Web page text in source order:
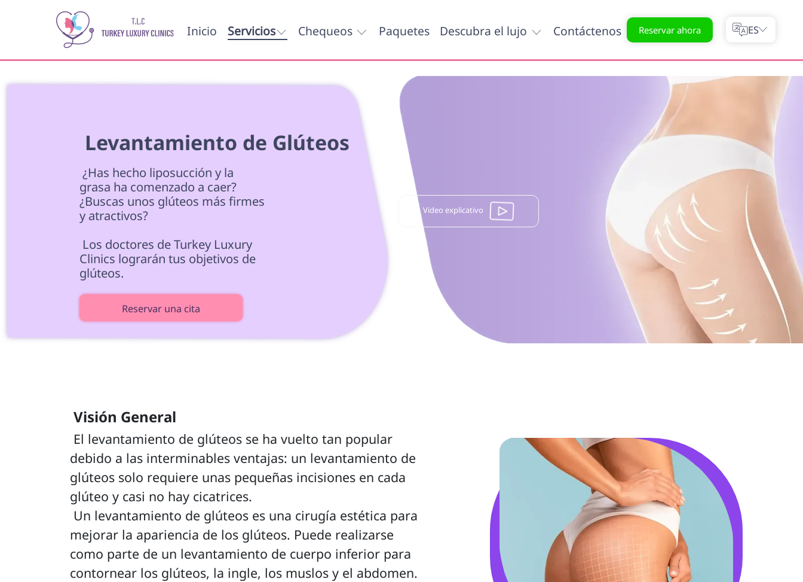
Inicio Servicios Chequeos Paquetes Descubra el lujo Contáctenos Reservar ahora ES
Levantamiento de Glúteos
¿Has hecho liposucción y la
grasa ha comenzado a caer?
¿Buscas unos glúteos más firmes
y atractivos?
Clinics lograrán tus objetivos de
glúteos.
Reservar una cita
Video explicativo
Visión General
debido a las interminables ventajas: un levantamiento de
glúteos solo requiere unas pequeñas incisiones en cada
glúteo y casi no hay cicatrices.
mejorar la apariencia de los glúteos. Puede realizarse
como parte de un levantamiento de cuerpo inferior para
contornear los glúteos, la ingle, los muslos y el abdomen.